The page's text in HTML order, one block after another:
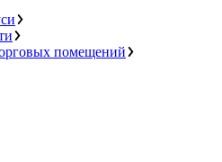
помещений